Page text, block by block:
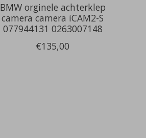
BMW orginele achterklep
camera camera iCAM2-S
077944131 0263007148
€135,00